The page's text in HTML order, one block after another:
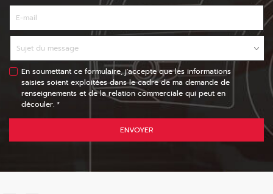
En soumettant ce formulaire, j'accepte que les informations
saisies soient exploitées dans le cadre de ma demande de
renseignements et de la relation commerciale qui peut en
découler. *
ENVOYER